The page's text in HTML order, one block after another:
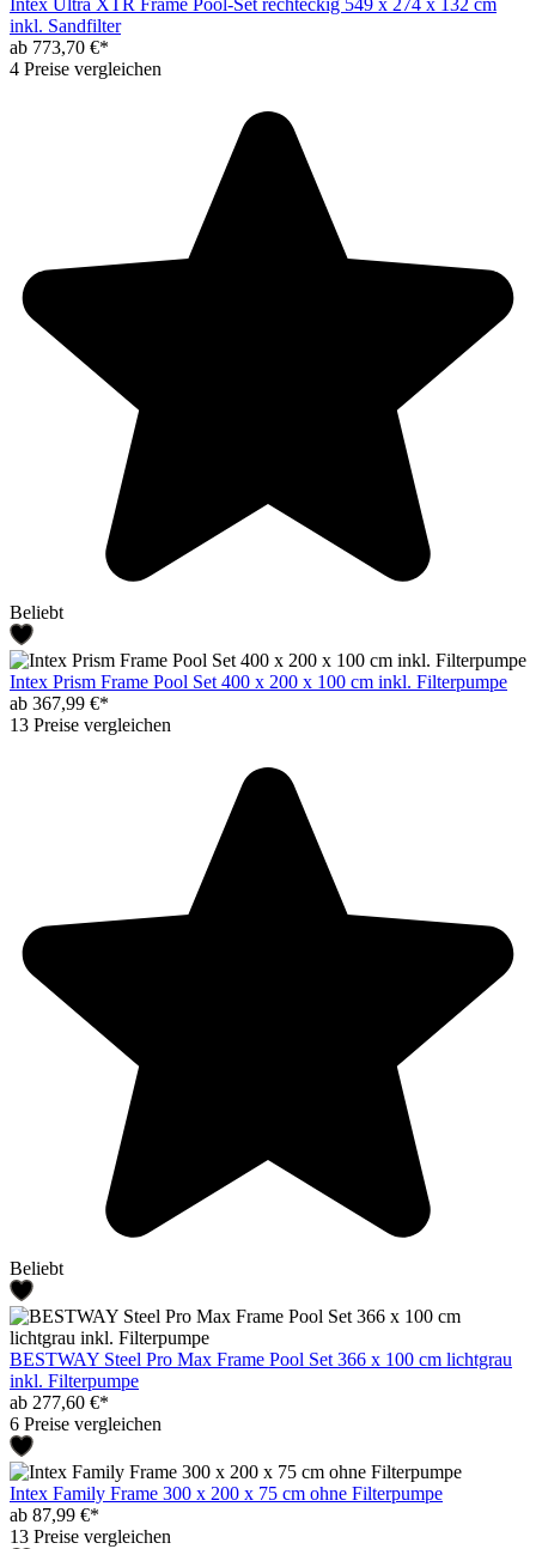
Intex Ultra XTR Frame Pool-Set rechteckig 549 x 274 x 132 cm
inkl. Sandfilter
ab 773,70 €*
4 Preise vergleichen
Beliebt
Intex Prism Frame Pool Set 400 x 200 x 100 cm inkl. Filterpumpe
ab 367,99 €*
13 Preise vergleichen
Beliebt
BESTWAY Steel Pro Max Frame Pool Set 366 x 100 cm lichtgrau
inkl. Filterpumpe
ab 277,60 €*
6 Preise vergleichen
Intex Family Frame 300 x 200 x 75 cm ohne Filterpumpe
ab 87,99 €*
13 Preise vergleichen